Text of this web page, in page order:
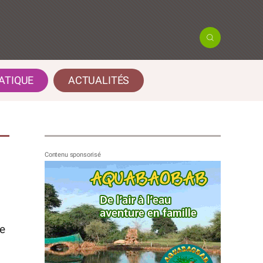
ACTUALITÉS